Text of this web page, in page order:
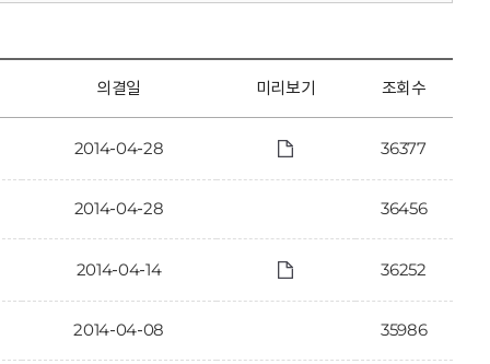
의결일 미리보기 조회수
2014-04-28 36377
2014-04-28 36456
2014-04-14 36252
2014-04-08 35986